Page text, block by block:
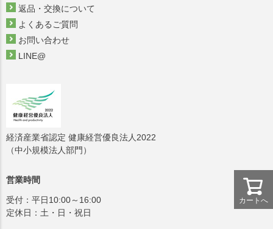
カートへ
返品・交換について
よくあるご質問
お問い合わせ
LINE@
経済産業省認定 健康経営優良法人2022
（中小規模法人部門）
営業時間
受付：平日10:00～16:00
定休日：土・日・祝日